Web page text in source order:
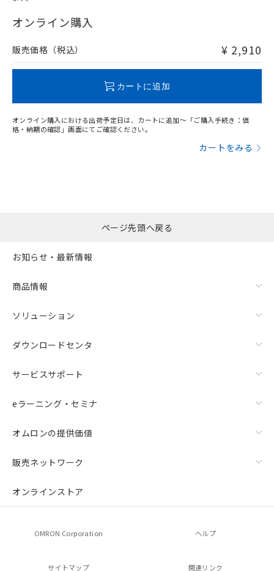
在庫等で未対応品が混在する可能性があります。
問い合わせください。
オンライン購入
販売価格（税込） ¥ 2,910
カートに追加
オンライン購入における出荷予定日は、カートに追加～「ご購入手続き：価
格・納期の確認」画面にてご確認ください。
カートをみる
ページ先頭へ戻る
お知らせ・最新情報
商品情報
ソリューション
ダウンロードセンタ
サービスサポート
eラーニング・セミナ
オムロンの提供価値
販売ネットワーク
オンラインストア
OMRON Corporation ヘルプ
サイトマップ 関連リンク